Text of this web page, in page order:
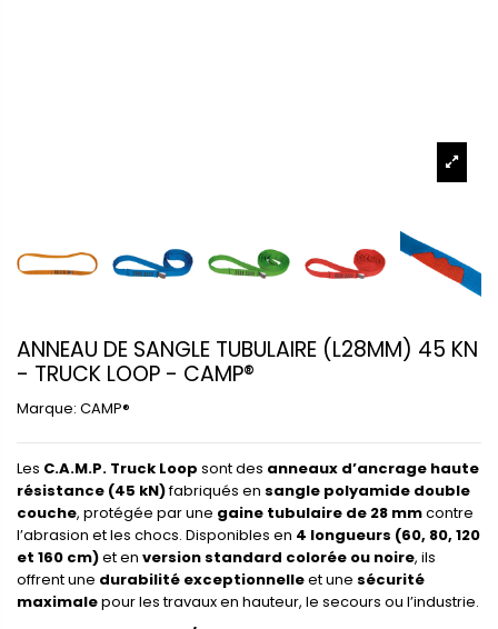
ANNEAU DE SANGLE TUBULAIRE (L28MM) 45 KN
- TRUCK LOOP - CAMP®
Marque: CAMP®
Les C.A.M.P. Truck Loop sont des anneaux d’ancrage haute
résistance (45 kN)fabriqués en sangle polyamide double
couche, protégée par une gaine tubulaire de 28 mmcontre
l’abrasion et les chocs. Disponibles en 4 longueurs (60, 80, 120
et 160 cm)et en version standard colorée ou noire, ils
offrent une durabilité exceptionnelleet une sécurité
maximalepour les travaux en hauteur, le secours ou l’industrie.